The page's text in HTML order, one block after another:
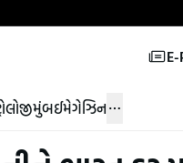
મુંબઈમેગેઝિન